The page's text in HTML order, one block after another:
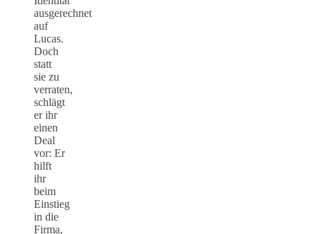
ausgerechnet
auf
Lucas.
Doch
statt
sie zu
verraten,
schlägt
er ihr
einen
Deal
vor: Er
hilft
ihr
beim
Einstieg
in die
Firma,